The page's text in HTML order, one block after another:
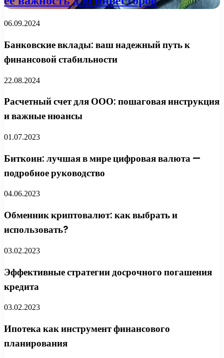
06.09.2024
Банковские вклады: ваш надежный путь к
финансовой стабильности
22.08.2024
Расчетный счет для ООО: пошаговая инструкция
и важные нюансы
01.07.2023
Биткоин: лучшая в мире цифровая валюта —
подробное руководство
04.06.2023
Обменник криптовалют: как выбрать и
использовать?
03.02.2023
Эффективные стратегии досрочного погашения
кредита
03.02.2023
Ипотека как инструмент финансового
планирования